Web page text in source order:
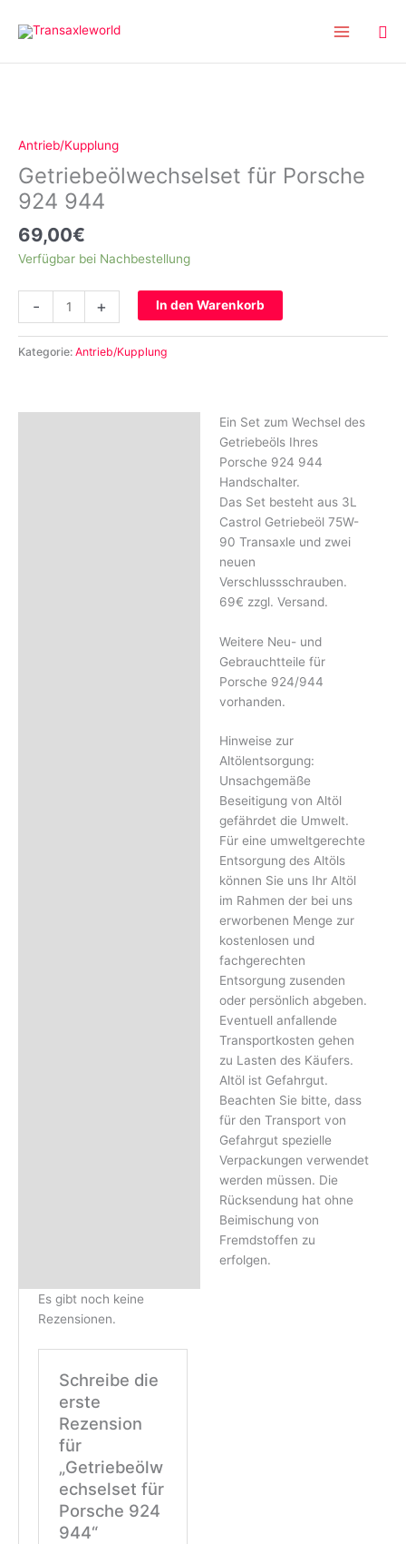
Inhalt
Antrieb/Kupplung
Getriebeölwechselset für Porsche
924 944
69,00€
Verfügbar bei Nachbestellung
-
924
944
Menge
+ In den Warenkorb
Kategorie: Antrieb/Kupplung
Ein Set zum Wechsel des
Getriebeöls Ihres
Porsche 924 944
Handschalter.
Das Set besteht aus 3L
Castrol Getriebeöl 75W-
90 Transaxle und zwei
neuen
Verschlussschrauben.
69€ zzgl. Versand.
Weitere Neu- und
Gebrauchtteile für
Porsche 924/944
vorhanden.
Hinweise zur
Altölentsorgung:
Unsachgemäße
Beseitigung von Altöl
gefährdet die Umwelt.
Für eine umweltgerechte
Entsorgung des Altöls
können Sie uns Ihr Altöl
im Rahmen der bei uns
erworbenen Menge zur
kostenlosen und
fachgerechten
Entsorgung zusenden
oder persönlich abgeben.
Eventuell anfallende
Transportkosten gehen
zu Lasten des Käufers.
Altöl ist Gefahrgut.
Beachten Sie bitte, dass
für den Transport von
Gefahrgut spezielle
Verpackungen verwendet
werden müssen. Die
Rücksendung hat ohne
Beimischung von
Fremdstoffen zu
erfolgen.
Es gibt noch keine
Rezensionen.
Schreibe die
erste
Rezension
für
„Getriebeölw
echselset für
Porsche 924
944“